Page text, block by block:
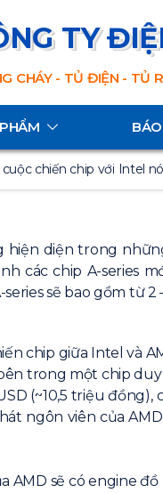
TY
CHÁY - TỦ ĐIỆN - TỦ
chiến chip với Intel
hiện diện trong
các chip A-
sẽ bao gồm từ 2
chip giữa Intel và
trong một chip
(~10,5 triệu
ngôn viên của
AMD sẽ có engine